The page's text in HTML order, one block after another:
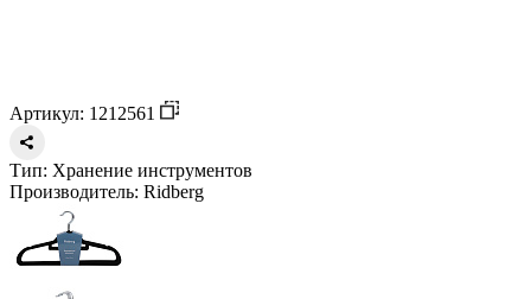
Артикул: 1212561
Тип: Хранение инструментов
Производитель: Ridberg